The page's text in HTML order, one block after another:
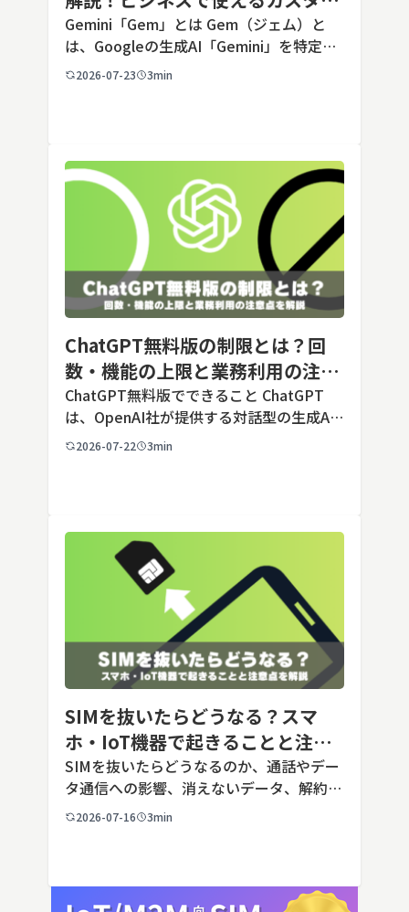
AIの設定手順と活用例
Gemini「Gem」とは Gem（ジェム）と
は、Googleの生成AI「Gemini」を特定の
用途に合わせてカスタマイズできる機能で
2026-07-23 3min
ChatGPT無料版の制限とは？回
数・機能の上限と業務利用の注意
点を解説【2026年最新】
ChatGPT無料版でできること ChatGPT
は、OpenAI社が提供する対話型の生成AI
サービスです。アカウントを登録すれば無
2026-07-22 3min
SIMを抜いたらどうなる？スマ
ホ・IoT機器で起きることと注意
点を解説
SIMを抜いたらどうなるのか、通話やデー
タ通信への影響、消えないデータ、解約や
端末譲渡時の注意点を整理。さらに法人・
2026-07-16 3min